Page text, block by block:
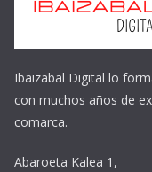
Ibaizabal Digital lo
con muchos años de
comarca.
Abaroeta Kalea 1,